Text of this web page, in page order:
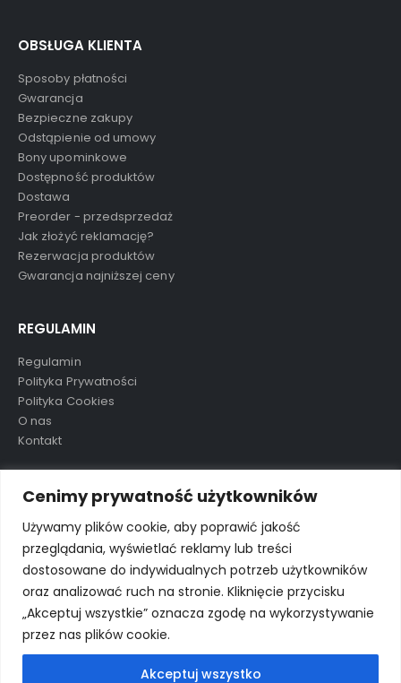
Cenimy prywatność użytkowników
Używamy plików cookie, aby poprawić jakość
przeglądania, wyświetlać reklamy lub treści
dostosowane do indywidualnych potrzeb użytkowników
oraz analizować ruch na stronie. Kliknięcie przycisku
„Akceptuj wszystkie” oznacza zgodę na wykorzystywanie
przez nas plików cookie.
Akceptuj wszystko
OBSŁUGA KLIENTA
Sposoby płatności
Gwarancja
Bezpieczne zakupy
Odstąpienie od umowy
Bony upominkowe
Dostępność produktów
Dostawa
Preorder - przedsprzedaż
Jak złożyć reklamację?
Rezerwacja produktów
Gwarancja najniższej ceny
REGULAMIN
Regulamin
Polityka Prywatności
Polityka Cookies
O nas
Kontakt
TAGI
aluula mikolaj nowość ostatnie sztuki preorder
wyprzedane wyprzedaż
© Porto eCommerce. 2024. All Rights Reserved